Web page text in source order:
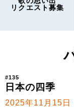
リクエスト募集
#135
日本の四季
2025年11月15日